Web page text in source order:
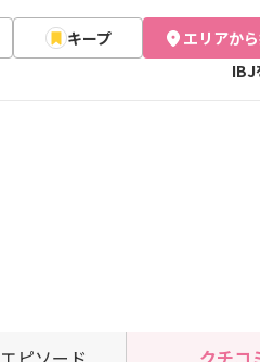
キープ エリアか
IBJ